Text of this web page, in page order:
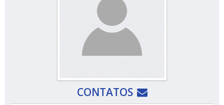
CONTATOS